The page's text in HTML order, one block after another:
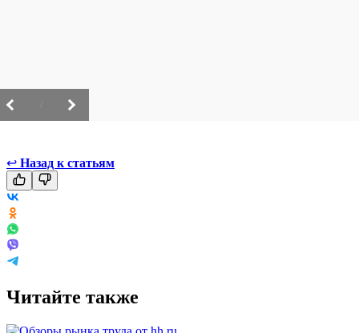
↩ Назад к статьям
Читайте также